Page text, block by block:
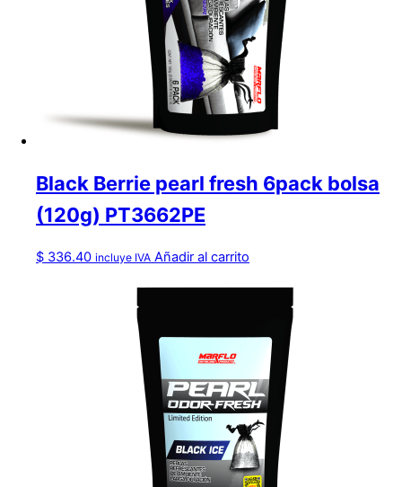
Black Berrie pearl fresh 6pack bolsa
(120g) PT3662PE
$ 336.40 incluye IVA Añadir al carrito